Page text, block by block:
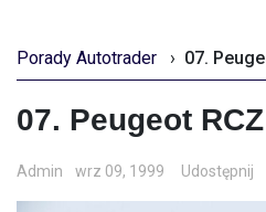
Porady Autotrader › 07.
07. Peugeot RCZ
Admin wrz 09, 1999 Udostępnij